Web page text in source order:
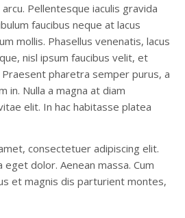
Pellentesque iaculis gravida
faucibus neque at lacus
mollis. Phasellus venenatis, lacus
nisl ipsum faucibus velit, et
pharetra semper purus, a
in. Nulla a magna at diam
elit. In hac habitasse platea
consectetuer adipiscing elit.
eget dolor. Aenean massa. Cum
et magnis dis parturient montes,